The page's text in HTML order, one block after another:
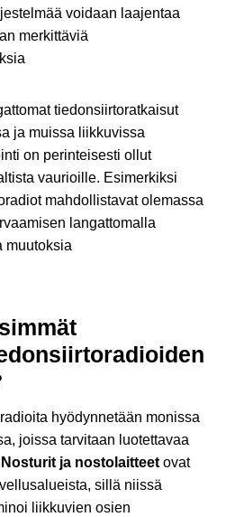
voidaan laajentaa
merkittäviä
tiedonsiirtoratkaisut
ja muissa liikkuvissa
on perinteisesti ollut
vaurioille. Esimerkiksi
mahdollistavat olemassa
langattomalla
muutoksia
hyödynnetään monissa
joissa tarvitaan luotettavaa
Nosturit ja nostolaitteetovat
sillä niissä
liikkuvien osien